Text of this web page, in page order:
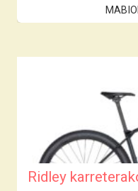
Ridley